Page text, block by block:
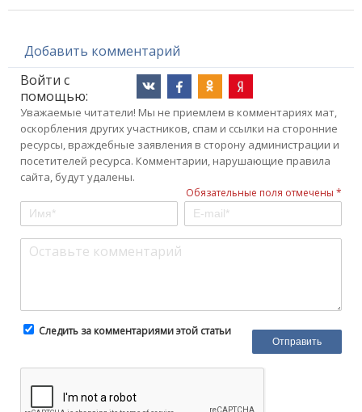
Добавить комментарий
Войти с
помощью:
Уважаемые читатели! Мы не приемлем в комментариях мат,
оскорбления других участников, спам и ссылки на сторонние
ресурсы, враждебные заявления в сторону администрации и
посетителей ресурса. Комментарии, нарушающие правила
сайта, будут удалены.
Обязательные поля отмечены *
Следить за комментариями этой статьи